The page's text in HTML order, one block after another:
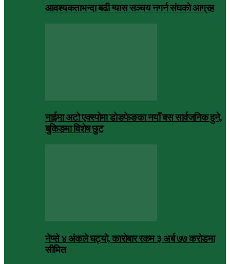
आवश्यकताभन्दा बढी ग्यास सञ्चय नगर्न संघकाे आग्रह
नाईमा अटो एक्स्पोमा डोङफेङका नयाँ बस सार्वजनिक हुने,
बुकिङमा विशेष छुट
नेप्से ४ अंकले घट्यो, कारोबार रकम ३ अर्ब ७७ करोडमा
सीमित